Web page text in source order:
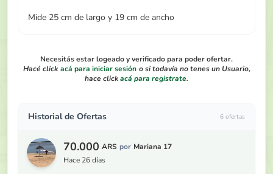
Mide 25 cm de largo y 19 cm de ancho
Necesitás estar logeado y verificado para poder ofertar.
Hacé click acá para iniciar sesión o si todavía no tenes un Usuario,
hace clickacá para registrate.
Historial de Ofertas 6 ofertas
70.000 ARS por Mariana 17
hace 26 días